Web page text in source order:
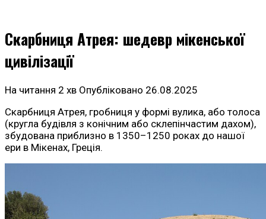
Скарбниця Атрея: шедевр мікенської
цивілізації
На читання 2 хв Опубліковано 26.08.2025
Скарбниця Атрея, гробниця у формі вулика, або толоса
(кругла будівля з конічним або склепінчастим дахом),
збудована приблизно в 1350–1250 роках до нашої
ери в Мікенах, Греція.